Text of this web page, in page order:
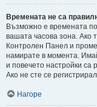
Времената не са
Възможно е времената
вашата часова зона. Ако
Контролен Панел и
намирате в момента.
и повечето настройки са
Ако не сте се
Нагоре